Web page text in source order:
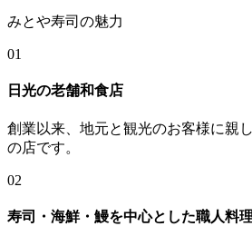
みとや寿司の魅力
01
日光の老舗和食店
創業以来、地元と観光のお客様に親
の店です。
02
寿司・海鮮・鰻を中心とした職人料理